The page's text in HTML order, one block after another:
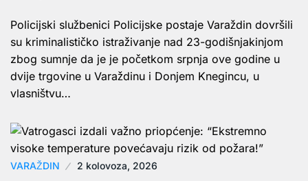
Policijski službenici Policijske postaje Varaždin dovršili
su kriminalističko istraživanje nad 23-godišnjakinjom
zbog sumnje da je je početkom srpnja ove godine u
dvije trgovine u Varaždinu i Donjem Knegincu, u
vlasništvu…
VARAŽDIN 2 kolovoza, 2026